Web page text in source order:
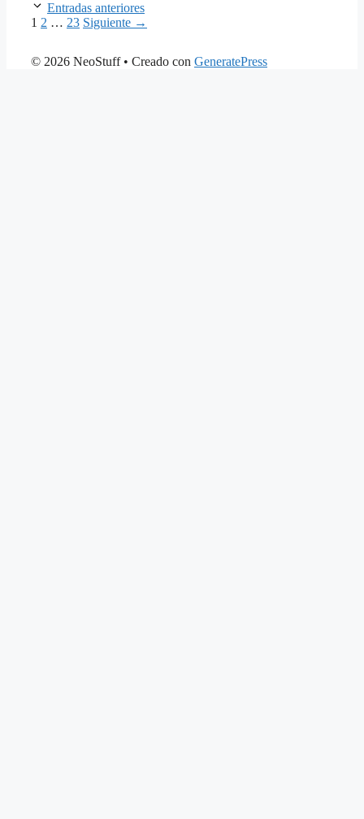
Entradas anteriores
Página
1 Página
2 … Página
23 Siguiente →
© 2026 NeoStuff• Creado con GeneratePress